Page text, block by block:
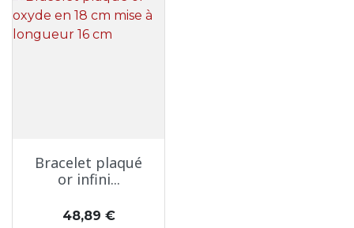
Bracelet plaqué
or infini...
Prix
48,89 €